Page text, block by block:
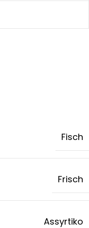
Fisch
Frisch
Assyrtiko